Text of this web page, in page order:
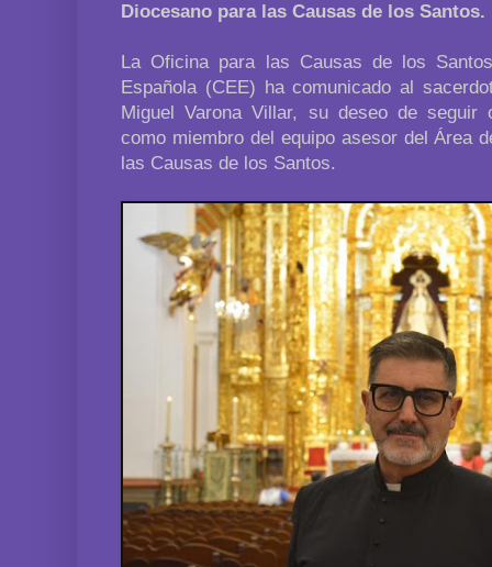
Diocesano para las Causas de los Santos.
La Oficina para las Causas de los
Española (CEE) ha comunicado al
Miguel Varona Villar, su deseo de seguir
como miembro del equipo asesor del Área
las Causas de los Santos.